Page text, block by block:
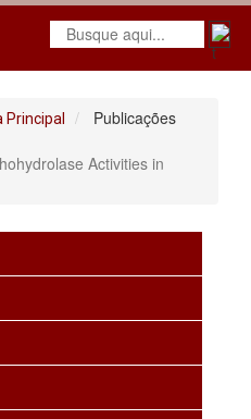
Principal Publicações
Activities in